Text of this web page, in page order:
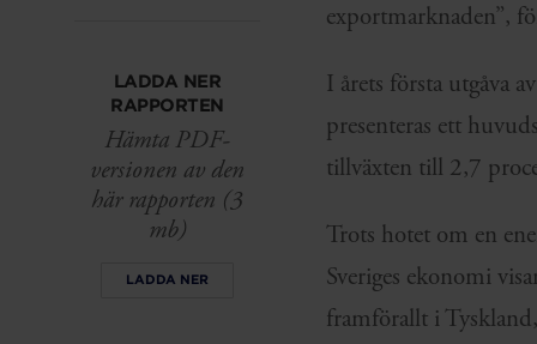
LADDA NER
RAPPORTEN
Hämta PDF-
versionen av den
här rapporten (3
mb)
LADDA NER
exportmarknaden”,
I årets första utgåva
presenteras ett
tillväxten till 2,7
Trots hotet om en
Sveriges ekonomi
framförallt i